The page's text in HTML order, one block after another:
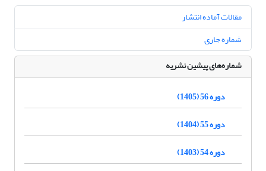
مقالات آماده انتشار
شماره جاری
شماره‌های پیشین نشریه
دوره 56 (1405)
دوره 55 (1404)
دوره 54 (1403)